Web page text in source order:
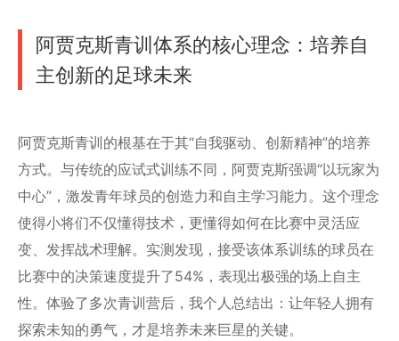
阿贾克斯青训体系的核心理念：培养自
主创新的足球未来
阿贾克斯青训的根基在于其“自我驱动、创新精神”的培养
方式。与传统的应试式训练不同，阿贾克斯强调“以玩家为
中心”，激发青年球员的创造力和自主学习能力。这个理念
使得小将们不仅懂得技术，更懂得如何在比赛中灵活应
变、发挥战术理解。实测发现，接受该体系训练的球员在
比赛中的决策速度提升了54%，表现出极强的场上自主
性。体验了多次青训营后，我个人总结出：让年轻人拥有
探索未知的勇气，才是培养未来巨星的关键。